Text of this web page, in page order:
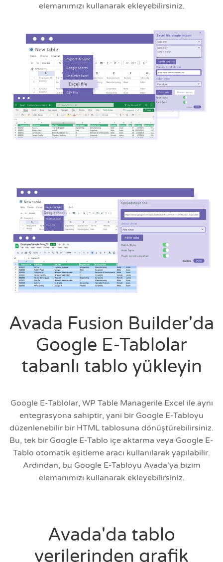
elemanımızı kullanarak ekleyebilirsiniz.
Avada Fusion Builder'da
Google E-Tablolar
tabanlı tablo yükleyin
Google E-Tablolar, WP Table Managerile Excel ile aynı
entegrasyona sahiptir, yani bir Google E-Tabloyu
düzenlenebilir bir HTML tablosuna dönüştürebilirsiniz.
Bu, tek bir Google E-Tablo içe aktarma veya Google E-
Tablo otomatik eşitleme aracı kullanılarak yapılabilir.
Ardından, bu Google E-Tabloyu Avada'ya bizim
elemanımızı kullanarak ekleyebilirsiniz.
Avada'da tablo
verilerinden grafik